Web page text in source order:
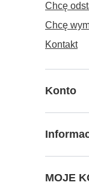
Chcę
Chcę
Kontakt
Konto
MOJE